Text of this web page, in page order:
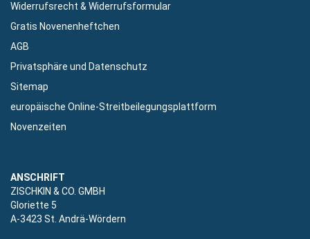
Widerrufsrecht & Widerrufsformular
Gratis Novenenheftchen
AGB
Privatsphäre und Datenschutz
Sitemap
europäische Online-Streitbeilegungsplattform
Novenzeiten
ANSCHRIFT
ZISCHKIN & CO. GMBH
Gloriette 5
A-3423 St. Andrä-Wördern